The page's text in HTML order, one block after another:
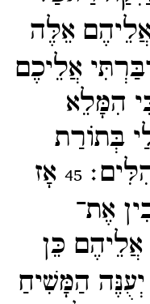
אֵלֶּה
אֲלֵיכֶם
הִמָּלֵא
בְּתוֹרַת
45 אָז
אֶת־​
אֲלֵיהֶם כֵּן
הַמָּשִׁיחַ